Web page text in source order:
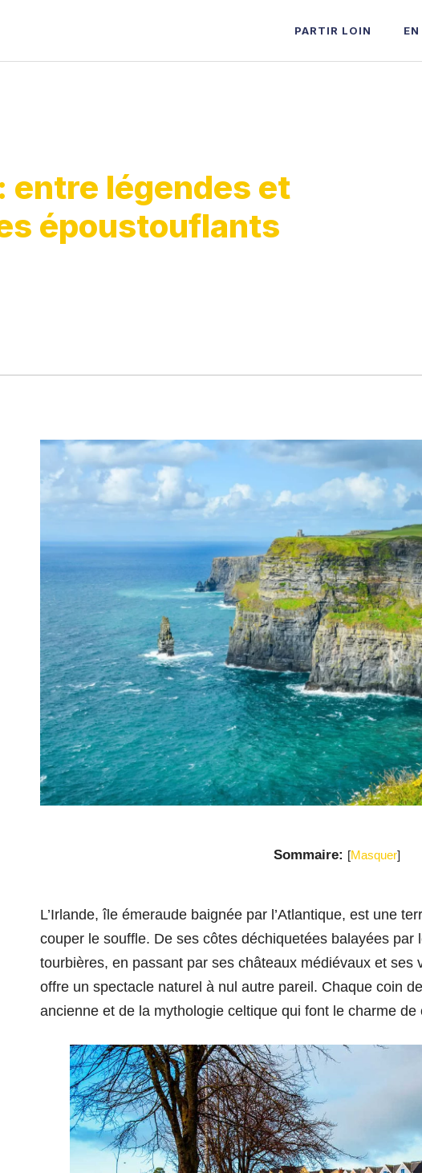
PARTIR LOIN
entre légendes et
époustouflants
Sommaire: [Masquer]
L’Irlande, île émeraude baignée par l’Atlantique, est une
couper le souffle. De ses côtes déchiquetées balayées par
tourbières, en passant par ses châteaux médiévaux et ses
offre un spectacle naturel à nul autre pareil. Chaque coin
ancienne et de la mythologie celtique qui font le charme de